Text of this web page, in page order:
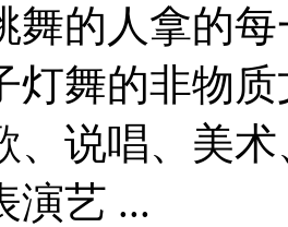
舞的人拿的
灯舞的非物
、说唱、美
演艺 ...